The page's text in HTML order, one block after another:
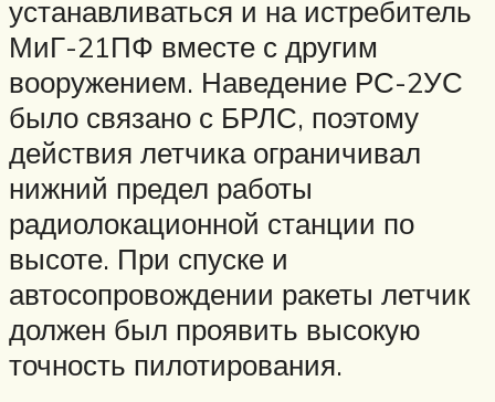
устанавливаться и на истребитель
МиГ-21ПФ вместе с другим
вооружением. Наведение РС-2УС
было связано с БРЛС, поэтому
действия летчика ограничивал
нижний предел работы
радиолокационной станции по
высоте. При спуске и
автосопровождении ракеты летчик
должен был проявить высокую
точность пилотирования.